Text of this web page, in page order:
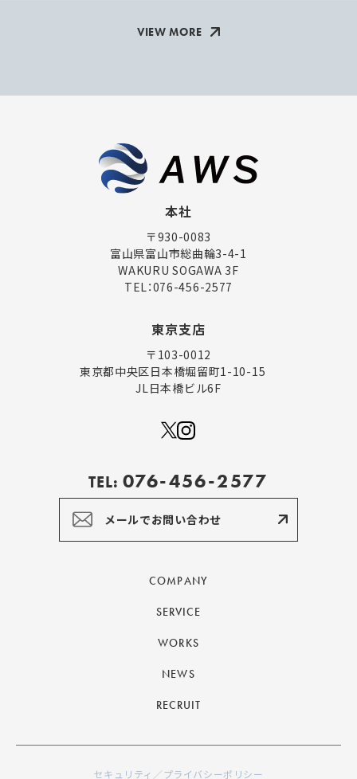
VIEW MORE
本社
〒930-0083
富山県富山市総曲輪3-4-1
WAKURU SOGAWA 3F
TEL：076-456-2577
東京支店
〒103-0012
東京都中央区日本橋堀留町1-10-15
JL日本橋ビル6F
TEL: 076-456-2577
メールでお問い合わせ
COMPANY
SERVICE
WORKS
NEWS
RECRUIT
セキュリティ／プライバシーポリシー